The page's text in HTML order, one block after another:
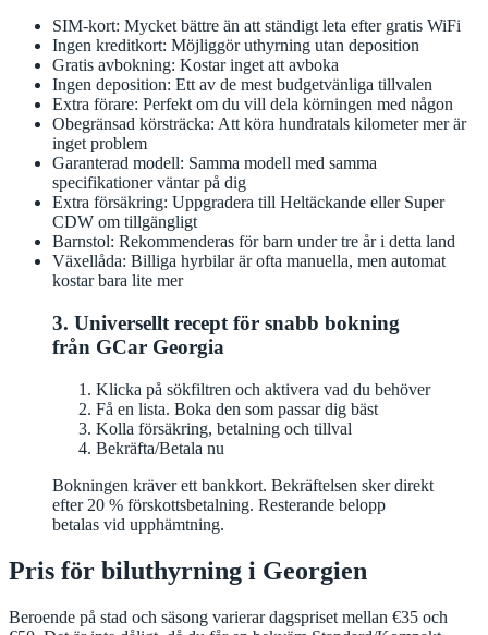
SIM-kort: Mycket bättre än att ständigt leta efter gratis WiFi
Ingen kreditkort: Möjliggör uthyrning utan deposition
Gratis avbokning: Kostar inget att avboka
Ingen deposition: Ett av de mest budgetvänliga tillvalen
Extra förare: Perfekt om du vill dela körningen med någon
Obegränsad körsträcka: Att köra hundratals kilometer mer är
inget problem
Garanterad modell: Samma modell med samma
specifikationer väntar på dig
Extra försäkring: Uppgradera till Heltäckande eller Super
CDW om tillgängligt
Barnstol: Rekommenderas för barn under tre år i detta land
Växellåda: Billiga hyrbilar är ofta manuella, men automat
kostar bara lite mer
3. Universellt recept för snabb bokning
från GCar Georgia
Klicka på sökfiltren och aktivera vad du behöver
Få en lista. Boka den som passar dig bäst
Kolla försäkring, betalning och tillval
Bekräfta/Betala nu
Bokningen kräver ett bankkort. Bekräftelsen sker direkt
efter 20 % förskottsbetalning. Resterande belopp
betalas vid upphämtning.
Pris för biluthyrning i Georgien
Beroende på stad och säsong varierar dagspriset mellan €35 och